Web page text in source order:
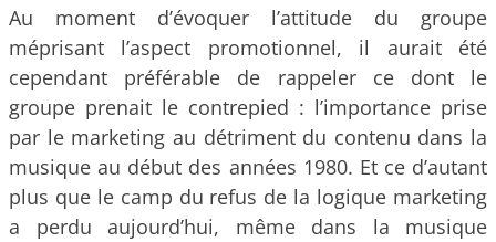
Au moment d’évoquer l’attitude du groupe
méprisant l’aspect promotionnel, il aurait été
cependant préférable de rappeler ce dont le
groupe prenait le contrepied : l’importance prise
par le marketing au détriment du contenu dans la
musique au début des années 1980. Et ce d’autant
plus que le camp du refus de la logique marketing
a perdu aujourd’hui, même dans la musique